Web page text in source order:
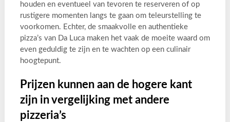
houden en eventueel van tevoren te reserveren of op
rustigere momenten langs te gaan om teleurstelling te
voorkomen. Echter, de smaakvolle en authentieke
pizza’s van Da Luca maken het vaak de moeite waard om
even geduldig te zijn en te wachten op een culinair
hoogtepunt.
Prijzen kunnen aan de hogere kant
zijn in vergelijking met andere
pizzeria’s